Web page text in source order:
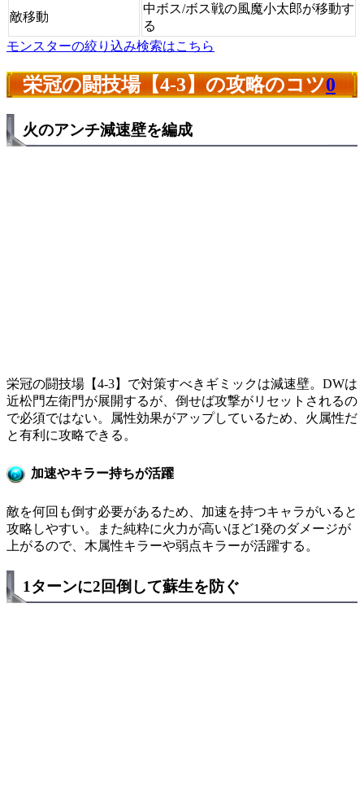
敵移動
中ボス/ボス戦の風魔小太郎が移動す
る
モンスターの絞り込み検索はこちら
栄冠の闘技場【4-3】の攻略のコツ0
火のアンチ減速壁を編成
栄冠の闘技場【4-3】で対策すべきギミックは減速壁。DWは
近松門左衛門が展開するが、倒せば攻撃がリセットされるの
で必須ではない。属性効果がアップしているため、火属性だ
と有利に攻略できる。
加速やキラー持ちが活躍
敵を何回も倒す必要があるため、加速を持つキャラがいると
攻略しやすい。また純粋に火力が高いほど1発のダメージが
上がるので、木属性キラーや弱点キラーが活躍する。
1ターンに2回倒して蘇生を防ぐ